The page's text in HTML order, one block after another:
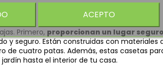
Primero, proporcionan un lugar
y seguro. Están construidas con materiales
cuatro patas. Además, estas casetas
hasta el interior de tu casa.
ACEPTO